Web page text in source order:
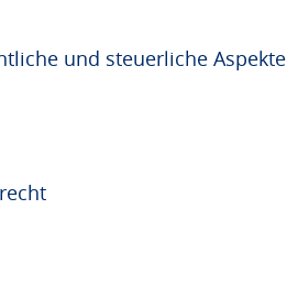
und steuerliche Aspekte